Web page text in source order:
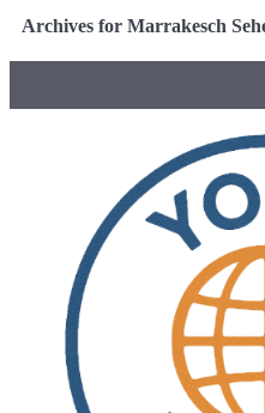
Archives for Marrakesch